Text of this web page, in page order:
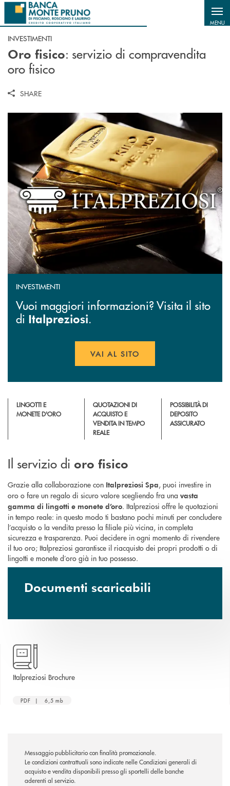
Salta al contenuto principale
MENU
INVESTIMENTI
Oro fisico: servizio di compravendita
oro fisico
SHARE
INVESTIMENTI
Vuoi maggiori informazioni? Visita il sito
di Italpreziosi.
VAI AL SITO
LINGOTTI E
MONETE D'ORO
QUOTAZIONI DI
ACQUISTO E
VENDITA IN TEMPO
REALE
POSSIBILITÀ DI
DEPOSITO
ASSICURATO
Il servizio di oro fisico
Grazie alla collaborazione con Italpreziosi Spa, puoi investire in
oro o fare un regalo di sicuro valore scegliendo fra una vasta
gamma di lingotti e monete d’oro. Italpreziosi offre le quotazioni
in tempo reale: in questo modo ti bastano pochi minuti per concludere
l’acquisto o la vendita presso la filiale più vicina, in completa
sicurezza e trasparenza. Puoi decidere in ogni momento di rivendere
il tuo oro; Italpreziosi garantisce il riacquisto dei propri prodotti o di
lingotti e monete d’oro già in tuo possesso.
Documenti scaricabili
Italpreziosi Brochureapre una nuova finestra
PDF | 6,5 mb
Messaggio pubblicitario con finalità promozionale.
Le condizioni contrattuali sono indicate nelle Condizioni generali di
acquisto e vendita disponibili presso gli sportelli delle banche
aderenti al servizio.